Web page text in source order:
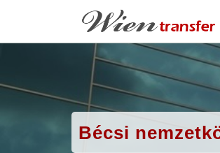
Bécsi